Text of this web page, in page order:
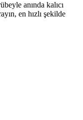
anında kalıcı
en hızlı şekilde